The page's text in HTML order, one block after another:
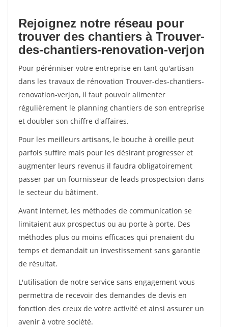
Rejoignez notre réseau pour
trouver des chantiers à Trouver-
des-chantiers-renovation-verjon
Pour pérénniser votre entreprise en tant qu'artisan
dans les travaux de rénovation Trouver-des-chantiers-
renovation-verjon, il faut pouvoir alimenter
régulièrement le planning chantiers de son entreprise
et doubler son chiffre d'affaires.
Pour les meilleurs artisans, le bouche à oreille peut
parfois suffire mais pour les désirant progresser et
augmenter leurs revenus il faudra obligatoirement
passer par un fournisseur de leads prospectsion dans
le secteur du bâtiment.
Avant internet, les méthodes de communication se
limitaient aux prospectus ou au porte à porte. Des
méthodes plus ou moins efficaces qui prenaient du
temps et demandait un investissement sans garantie
de résultat.
L'utilisation de notre service sans engagement vous
permettra de recevoir des demandes de devis en
fonction des creux de votre activité et ainsi assurer un
avenir à votre société.